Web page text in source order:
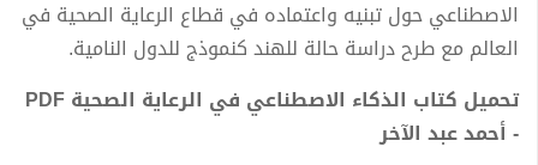
الاصطناعي حول تبنيه واعتماده في قطاع الرعاية الصحية في
العالم مع طرح دراسة حالة للهند كنموذج للدول النامية.
تحميل كتاب الذكاء الاصطناعي في الرعاية الصحية PDF
- أحمد عبد الآخر